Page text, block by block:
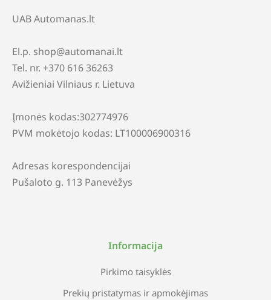
UAB Automanas.lt
El.p. shop@automanai.lt
Tel. nr. +370 616 36263
Avižieniai Vilniaus r. Lietuva
Įmonės kodas:302774976
PVM mokėtojo kodas: LT100006900316
Adresas korespondencijai
Pušaloto g. 113 Panevėžys
Informacija
Pirkimo taisyklės
Prekių pristatymas ir apmokėjimas